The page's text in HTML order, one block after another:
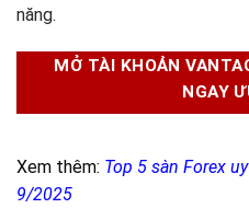
năng.
MỞ TÀI KHOẢN
NGAY
Xem thêm: Top 5 sàn Forex
9/2025